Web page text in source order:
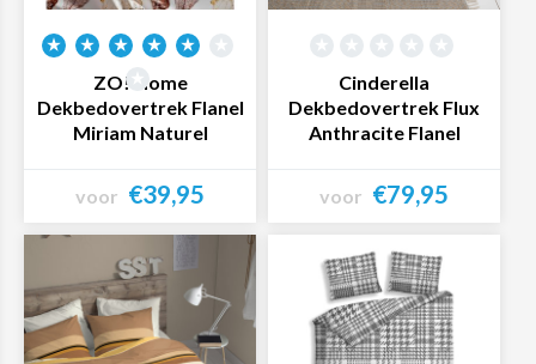
ZO! Home
Dekbedovertrek Flanel
Miriam Naturel
voor €39,95
Cinderella
Dekbedovertrek Flux
Anthracite Flanel
voor €79,95
Bekijk product